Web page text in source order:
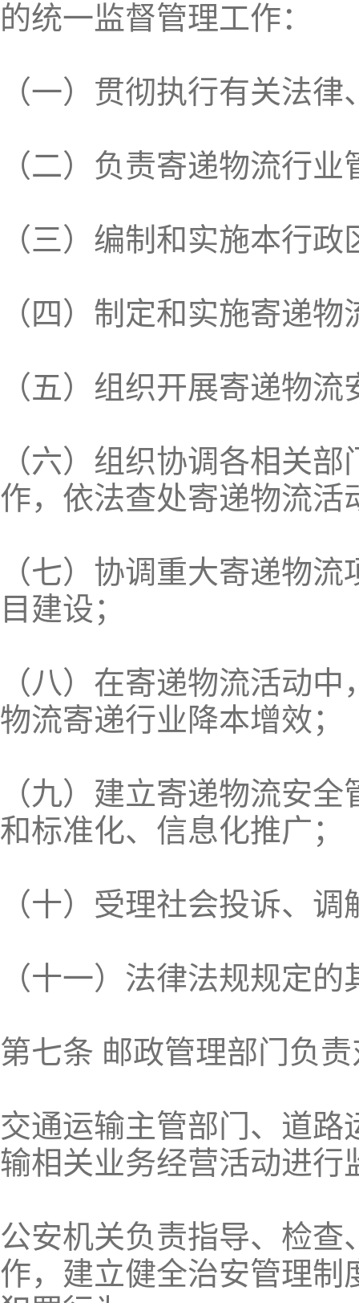
的统一监督管理工作：
（一）贯彻执行有关法
（二）负责寄递物流行
（三）编制和实施本行
（四）制定和实施寄递
（五）组织开展寄递物
（六）组织协调各相关
作，依法查处寄递物流活
（七）协调重大寄递物
目建设；
（八）在寄递物流活动
物流寄递行业降本增效；
（九）建立寄递物流安
和标准化、信息化推广；
（十）受理社会投诉、
（十一）法律法规规定
第七条 邮政管理部门负
交通运输主管部门、道
输相关业务经营活动进行
公安机关负责指导、检
作，建立健全治安管理制